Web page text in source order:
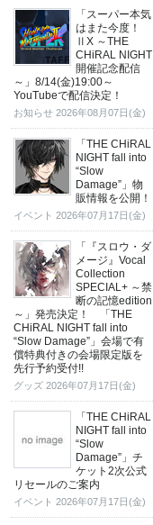
「スーパー本気
はまた今度！
ⅡX ～THE
CHiRAL NIGHT
開催記念配信
～」8/14(金)19:00～
YouTubeで配信決定！
お知らせ 2026年08月07日(金)
「THE CHiRAL
NIGHT fall into
“Slow
Damage”」物
販情報を公開！
イベント 2026年07月17日(金)
「『スロウ・ダ
メージ』Vocal
Collection
SPECIAL+ ～禁
断の記憶edition
～」発売決定！ 「THE
CHiRAL NIGHT fall into
“Slow Damage”」会場で有
償特典付きの会場限定版を
先行予約受付!!
グッズ 2026年07月17日(金)
「THE CHiRAL
NIGHT fall into
“Slow
Damage”」チ
ケット2次公式
リセールのご案内
イベント 2026年07月17日(金)